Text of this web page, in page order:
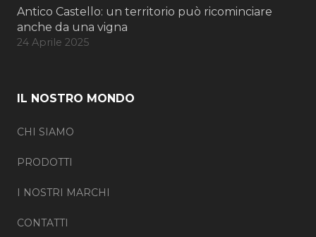
Antico Castello: un territorio può ricominciare
anche da una vigna
24 Aprile 2025
IL NOSTRO MONDO
CHI SIAMO
PRODOTTI
I NOSTRI MARCHI
CONTATTI